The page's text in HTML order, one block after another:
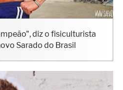
diz o fisiculturista
Sarado do Brasil